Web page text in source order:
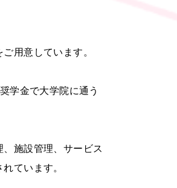
用意しています。
学金で大学院に通う
施設管理、サービス
ています。